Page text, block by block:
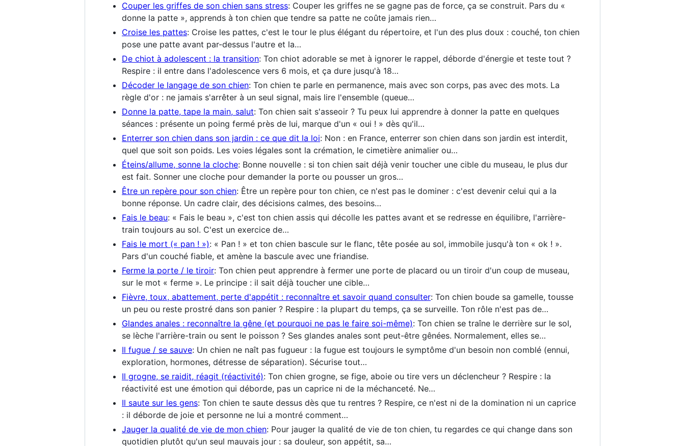
Couper les griffes de son chien sans stress: Couper les griffes ne se gagne pas de force, ça se construit. Pars du «
donne la patte », apprends à ton chien que tendre sa patte ne coûte jamais rien…
Croise les pattes: Croise les pattes, c'est le tour le plus élégant du répertoire, et l'un des plus doux : couché, ton chien
pose une patte avant par-dessus l'autre et la…
De chiot à adolescent : la transition: Ton chiot adorable se met à ignorer le rappel, déborde d'énergie et teste tout ?
Respire : il entre dans l'adolescence vers 6 mois, et ça dure jusqu'à 18…
Décoder le langage de son chien: Ton chien te parle en permanence, mais avec son corps, pas avec des mots. La
règle d'or : ne jamais s'arrêter à un seul signal, mais lire l'ensemble (queue…
Donne la patte, tape la main, salut: Ton chien sait s'asseoir ? Tu peux lui apprendre à donner la patte en quelques
séances : présente un poing fermé près de lui, marque d'un « oui ! » dès qu'il…
Enterrer son chien dans son jardin : ce que dit la loi: Non : en France, enterrer son chien dans son jardin est interdit,
quel que soit son poids. Les voies légales sont la crémation, le cimetière animalier ou…
Éteins/allume, sonne la cloche: Bonne nouvelle : si ton chien sait déjà venir toucher une cible du museau, le plus dur
est fait. Sonner une cloche pour demander la porte ou pousser un gros…
Être un repère pour son chien: Être un repère pour ton chien, ce n'est pas le dominer : c'est devenir celui qui a la
bonne réponse. Un cadre clair, des décisions calmes, des besoins…
Fais le beau: « Fais le beau », c'est ton chien assis qui décolle les pattes avant et se redresse en équilibre, l'arrière-
train toujours au sol. C'est un exercice de…
Fais le mort (« pan ! »): « Pan ! » et ton chien bascule sur le flanc, tête posée au sol, immobile jusqu'à ton « ok ! ».
Pars d'un couché fiable, et amène la bascule avec une friandise.
Ferme la porte / le tiroir: Ton chien peut apprendre à fermer une porte de placard ou un tiroir d'un coup de museau,
sur le mot « ferme ». Le principe : il sait déjà toucher une cible…
Fièvre, toux, abattement, perte d'appétit : reconnaître et savoir quand consulter: Ton chien boude sa gamelle, tousse
un peu ou reste prostré dans son panier ? Respire : la plupart du temps, ça se surveille. Ton rôle n'est pas de…
Glandes anales : reconnaître la gêne (et pourquoi ne pas le faire soi-même): Ton chien se traîne le derrière sur le sol,
se lèche l'arrière-train ou sent le poisson ? Ses glandes anales sont peut-être gênées. Normalement, elles se…
Il fugue / se sauve: Un chien ne naît pas fugueur : la fugue est toujours le symptôme d'un besoin non comblé (ennui,
exploration, hormones, détresse de séparation). Sécurise tout…
Il grogne, se raidit, réagit (réactivité): Ton chien grogne, se fige, aboie ou tire vers un déclencheur ? Respire : la
réactivité est une émotion qui déborde, pas un caprice ni de la méchanceté. Ne…
Il saute sur les gens: Ton chien te saute dessus dès que tu rentres ? Respire, ce n'est ni de la domination ni un caprice
: il déborde de joie et personne ne lui a montré comment…
Jauger la qualité de vie de mon chien: Pour jauger la qualité de vie de ton chien, tu regardes ce qui change dans son
quotidien plutôt qu'un seul mauvais jour : sa douleur, son appétit, sa…